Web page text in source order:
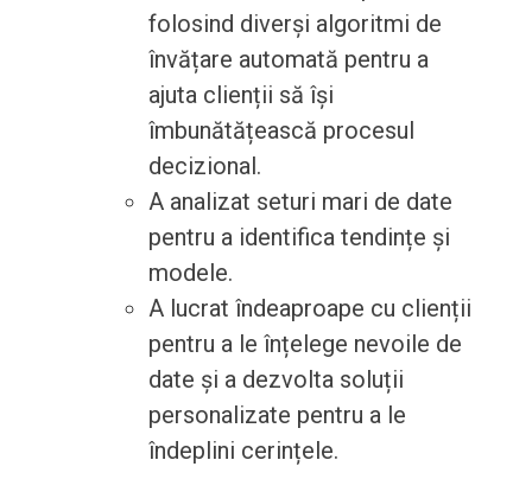
folosind diverși algoritmi de
învățare automată pentru a
ajuta clienții să își
îmbunătățească procesul
decizional.
A analizat seturi mari de date
pentru a identifica tendințe și
modele.
A lucrat îndeaproape cu clienții
pentru a le înțelege nevoile de
date și a dezvolta soluții
personalizate pentru a le
îndeplini cerințele.